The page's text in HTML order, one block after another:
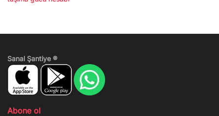
Sanal Şantiye ®
Abone ol